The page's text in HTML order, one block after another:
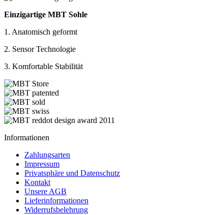
Einzigartige MBT Sohle
1. Anatomisch geformt
2. Sensor Technologie
3. Komfortable Stabilität
Informationen
Zahlungsarten
Impressum
Privatsphäre und Datenschutz
Kontakt
Unsere AGB
Lieferinformationen
Widerrufsbelehrung